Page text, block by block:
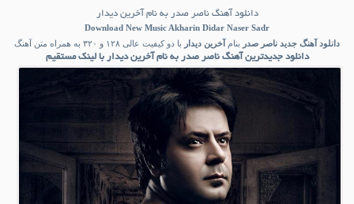
دانلود آهنگ ناصر صدر به نام آخرین دیدار
Download New Music Akharin Didar Naser Sadr
دانلود آهنگ جدید ناصر صدر بنام آخرین دیدار با دو کیفیت عالی ۱۲۸ و ۳۲۰ به همراه متن آهنگ
دانلود جدیدترین آهنگ ناصر صدر به نام آخرین دیدار با لینک مستقیم